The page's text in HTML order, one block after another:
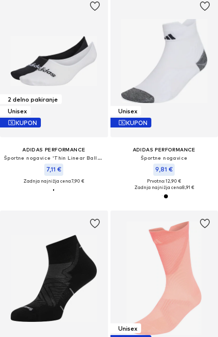
2 delno pakiranje
Unisex
KUPON
ADIDAS PERFORMANCE
Športne nogavice 'Thin Linear Ballerina 2 Pairs'
7,11 €
Zadnja najnižja cena7,90 €
Unisex
KUPON
ADIDAS PERFORMANCE
Športne nogavice
9,81 €
Prvotno: 12,90 €
Zadnja najnižja cena8,91 €
Unisex